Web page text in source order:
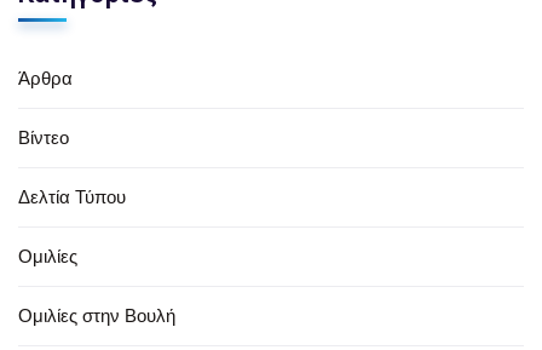
Άρθρα
Βίντεο
Δελτία Τύπου
Ομιλίες
Ομιλίες στην Βουλή